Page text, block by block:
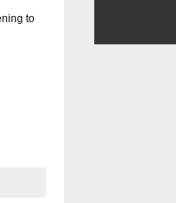
to